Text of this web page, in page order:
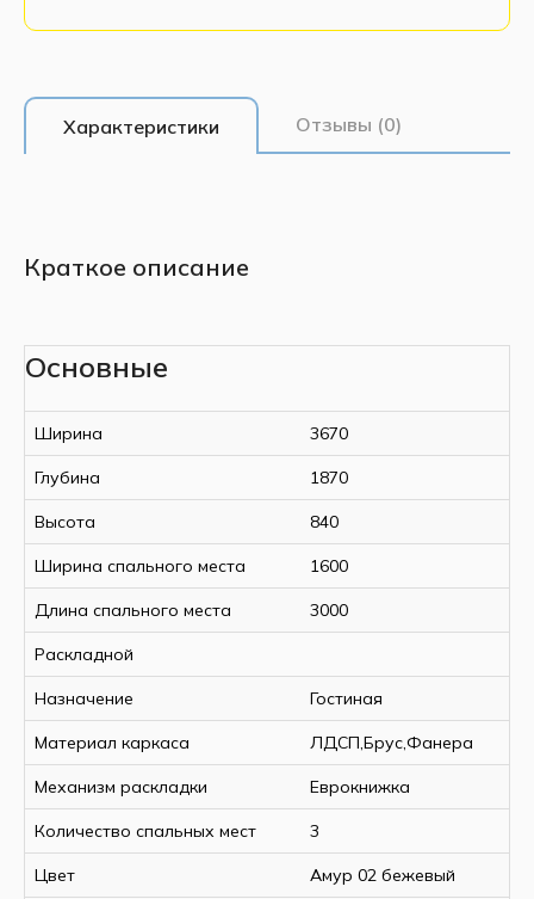
Характеристики Отзывы (0)
Краткое описание
Основные
Ширина 3670
Глубина 1870
Высота 840
Ширина спального места 1600
Длина спального места 3000
Раскладной
Назначение Гостиная
Материал каркаса ЛДСП,Брус,Фанера
Механизм раскладки Еврокнижка
Количество спальных мест 3
Цвет Амур 02 бежевый